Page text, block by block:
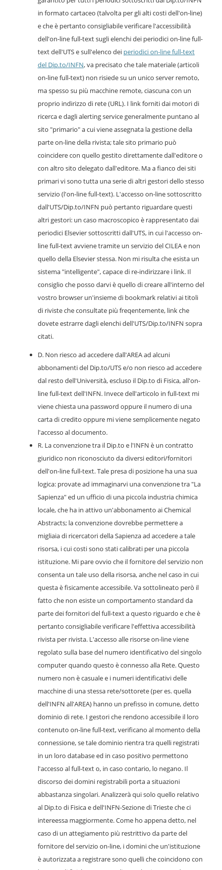
in formato cartaceo (talvolta per gli alti costi dell'on-line)
e che è pertanto consigliabile verificare l'accessibilità
dell'on-line full-text sugli elenchi dei periodici on-line full-
text dell'UTS e sull'elenco dei periodici on-line full-text
del Dip.to/INFN, va precisato che tale materiale (articoli
on-line full-text) non risiede su un unico server remoto,
ma spesso su più macchine remote, ciascuna con un
proprio indirizzo di rete (URL). I link forniti dai motori di
ricerca e dagli alerting service generalmente puntano al
sito "primario" a cui viene assegnata la gestione della
parte on-line della rivista; tale sito primario può
coincidere con quello gestito direttamente dall'editore o
con altro sito delegato dall'editore. Ma a fianco dei siti
primari vi sono tutta una serie di altri gestori dello stesso
servizio (l'on-line full-text). L'accesso on-line sottoscritto
dall'UTS/Dip.to/INFN può pertanto riguardare questi
altri gestori: un caso macroscopico è rappresentato dai
periodici Elsevier sottoscritti dall'UTS, in cui l'accesso on-
line full-text avviene tramite un servizio del CILEA e non
quello della Elsevier stessa. Non mi risulta che esista un
sistema "intelligente", capace di re-indirizzare i link. Il
consiglio che posso darvi è quello di creare all'interno del
vostro browser un'insieme di bookmark relativi ai titoli
di riviste che consultate più freqentemente, link che
dovete estrarre dagli elenchi dell'UTS/Dip.to/INFN sopra
citati.
D. Non riesco ad accedere dall'AREA ad alcuni
abbonamenti del Dip.to/UTS e/o non riesco ad accedere
dal resto dell'Università, escluso il Dip.to di Fisica, all'on-
line full-text dell'INFN. Invece dell'articolo in full-text mi
viene chiesta una password oppure il numero di una
carta di credito oppure mi viene semplicemente negato
l'accesso al documento.
R. La convenzione tra il Dip.to e l'INFN è un contratto
giuridico non riconosciuto da diversi editori/fornitori
dell'on-line full-text. Tale presa di posizione ha una sua
logica: provate ad immaginarvi una convenzione tra "La
Sapienza" ed un ufficio di una piccola industria chimica
locale, che ha in attivo un'abbonamento ai Chemical
Abstracts; la convenzione dovrebbe permettere a
migliaia di ricercatori della Sapienza ad accedere a tale
risorsa, i cui costi sono stati calibrati per una piccola
istituzione. Mi pare ovvio che il fornitore del servizio non
consenta un tale uso della risorsa, anche nel caso in cui
questa è fisicamente accessibile. Va sottolineato però il
fatto che non esiste un comportamento standard da
parte dei fornitori del full-text a questo riguardo e che è
pertanto consigliabile verificare l'effettiva accessibilità
rivista per rivista. L'accesso alle risorse on-line viene
regolato sulla base del numero identificativo del singolo
computer quando questo è connesso alla Rete. Questo
numero non è casuale e i numeri identificativi delle
macchine di una stessa rete/sottorete (per es. quella
dell'INFN all'AREA) hanno un prefisso in comune, detto
dominio di rete. I gestori che rendono accessibile il loro
contenuto on-line full-text, verificano al momento della
connessione, se tale dominio rientra tra quelli registrati
in un loro database ed in caso positivo permettono
l'accesso al full-text o, in caso contario, lo negano. Il
discorso dei domini registrabili porta a situazioni
abbastanza singolari. Analizzerà qui solo quello relativo
al Dip.to di Fisica e dell'INFN-Sezione di Trieste che ci
intereessa maggiormente. Come ho appena detto, nel
caso di un attegiamento più restrittivo da parte del
fornitore del servizio on-line, i domini che un'istituzione
è autorizzata a registrare sono quelli che coincidono con